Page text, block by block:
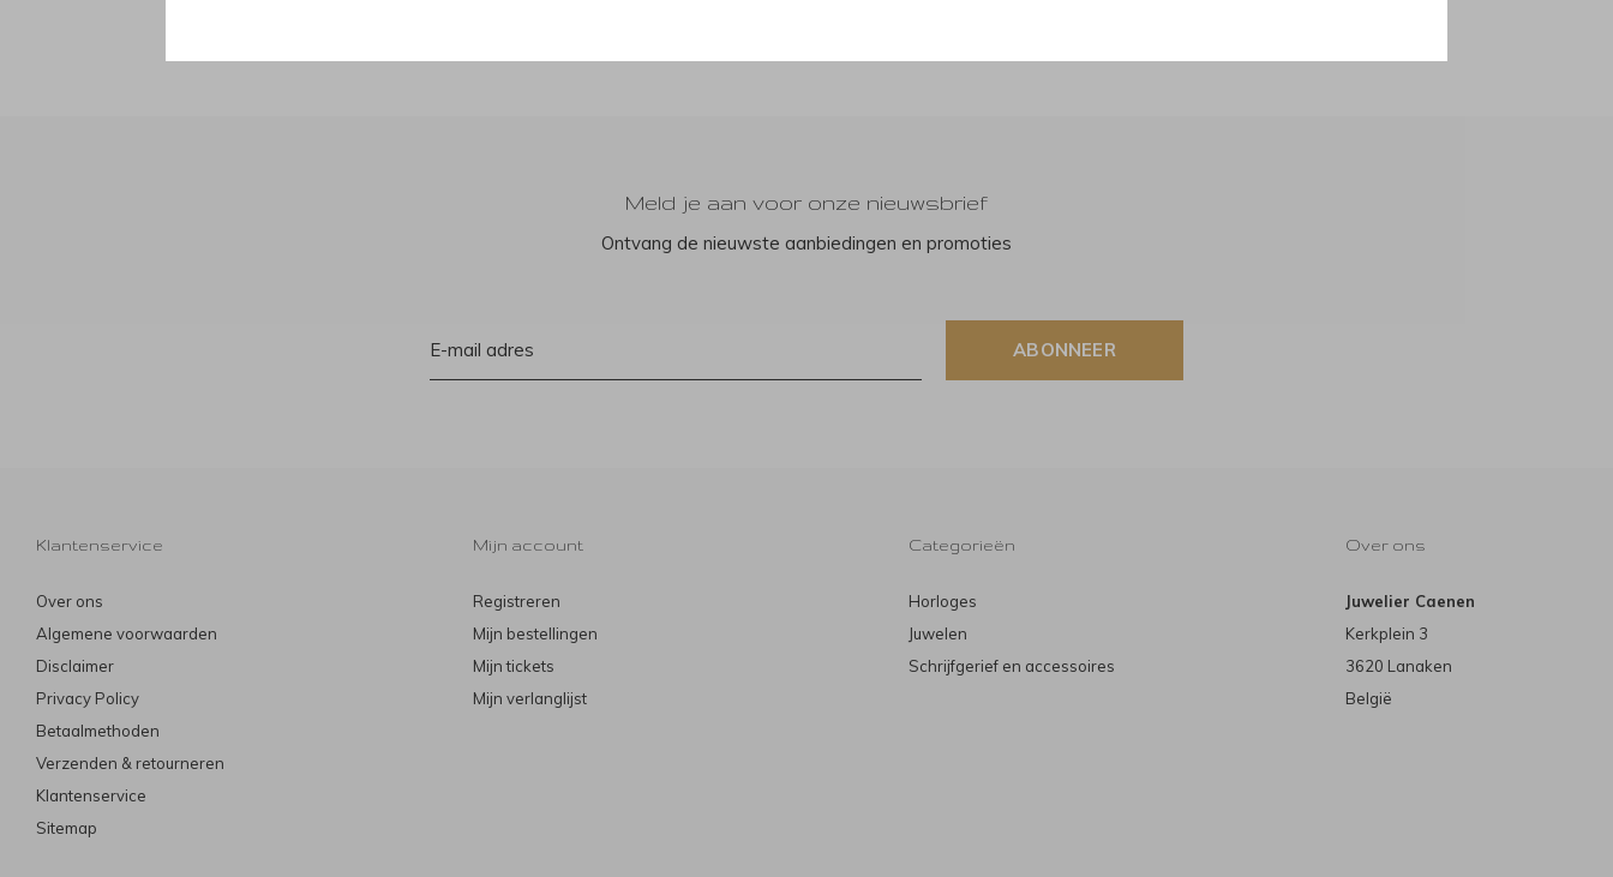
Meld je aan voor onze nieuwsbrief
Ontvang de nieuwste aanbiedingen en promoties
ABONNEER
Klantenservice
Over ons
Algemene voorwaarden
Disclaimer
Privacy Policy
Betaalmethoden
Verzenden & retourneren
Klantenservice
Sitemap
Mijn account
Registreren
Mijn bestellingen
Mijn tickets
Mijn verlanglijst
Categorieën
Horloges
Juwelen
Schrijfgerief en accessoires
Over ons
Juwelier Caenen
Kerkplein 3
3620 Lanaken
België